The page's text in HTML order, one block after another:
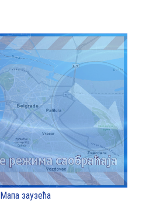
Мапа заузећа